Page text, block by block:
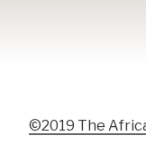
©2019 The